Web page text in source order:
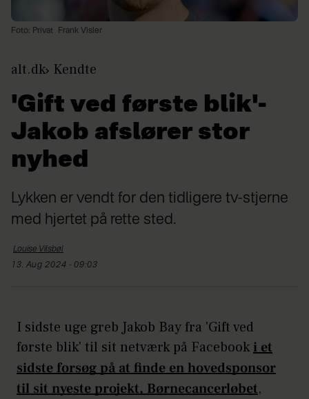
Foto: Privat Frank Visler
alt.dk Kendte
'Gift ved første blik'-
Jakob afslører stor
nyhed
Lykken er vendt for den tidligere tv-stjerne
med hjertet på rette sted.
Louise Vilsbøl
13. Aug 2024 - 09:03
I sidste uge greb Jakob Bay fra 'Gift ved
første blik' til sit netværk på Facebooki et
sidste forsøg på at finde en hovedsponsor
til sit nyeste projekt, Børnecancerløbet,